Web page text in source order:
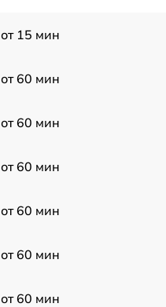
от 15 мин
от 60 мин
от 60 мин
от 60 мин
от 60 мин
от 60 мин
от 60 мин